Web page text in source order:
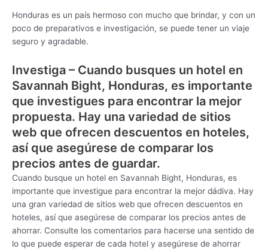
Honduras es un país hermoso con mucho que brindar, y con un
poco de preparativos e investigación, se puede tener un viaje
seguro y agradable.
Investiga – Cuando busques un hotel en
Savannah Bight, Honduras, es importante
que investigues para encontrar la mejor
propuesta. Hay una variedad de sitios
web que ofrecen descuentos en hoteles,
así que asegúrese de comparar los
precios antes de guardar.
Cuando busque un hotel en Savannah Bight, Honduras, es
importante que investigue para encontrar la mejor dádiva. Hay
una gran variedad de sitios web que ofrecen descuentos en
hoteles, así que asegúrese de comparar los precios antes de
ahorrar. Consulte los comentarios para hacerse una sentido de
lo que puede esperar de cada hotel y asegúrese de ahorrar